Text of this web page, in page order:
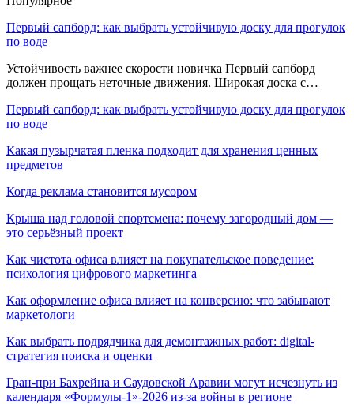
Первый сапборд: как выбрать устойчивую доску для прогулок
по воде
Устойчивость важнее скорости новичка Первый сапборд
должен прощать неточные движения. Широкая доска с…
Первый сапборд: как выбрать устойчивую доску для прогулок
по воде
Какая пузырчатая пленка подходит для хранения ценных
предметов
Когда реклама становится мусором
Крыша над головой спортсмена: почему загородный дом —
это серьёзный проект
Как чистота офиса влияет на покупательское поведение:
психология цифрового маркетинга
Как оформление офиса влияет на конверсию: что забывают
маркетологи
Как выбрать подрядчика для демонтажных работ: digital-
стратегия поиска и оценки
Гран-при Бахрейна и Саудовской Аравии могут исчезнуть из
календаря «Формулы-1»-2026 из-за войны в регионе